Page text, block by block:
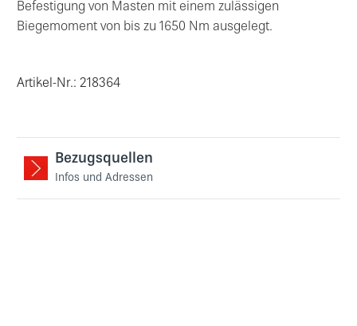
Befestigung von Masten mit einem zulässigen
Biegemoment von bis zu 1650 Nm ausgelegt.
Artikel-Nr.: 218364
Bezugsquellen
Infos und Adressen